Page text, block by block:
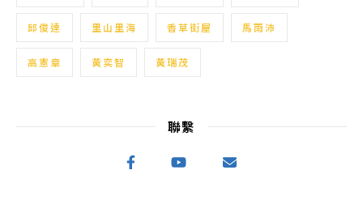
邱俊達 里山里海 香草街屋 馬雨沛
高憲章 黃奕智 黃瑞茂
聯繫